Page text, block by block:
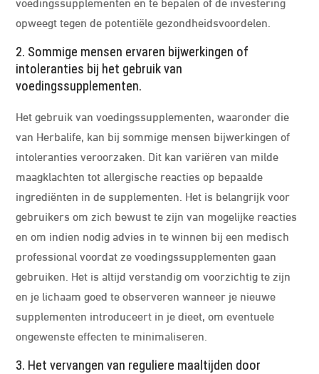
opweegt tegen de potentiële gezondheidsvoordelen.
2. Sommige mensen ervaren bijwerkingen of
intoleranties bij het gebruik van
voedingssupplementen.
Het gebruik van voedingssupplementen, waaronder die
van Herbalife, kan bij sommige mensen bijwerkingen of
intoleranties veroorzaken. Dit kan variëren van milde
maagklachten tot allergische reacties op bepaalde
ingrediënten in de supplementen. Het is belangrijk voor
gebruikers om zich bewust te zijn van mogelijke reacties
en om indien nodig advies in te winnen bij een medisch
professional voordat ze voedingssupplementen gaan
gebruiken. Het is altijd verstandig om voorzichtig te zijn
en je lichaam goed te observeren wanneer je nieuwe
supplementen introduceert in je dieet, om eventuele
ongewenste effecten te minimaliseren.
3. Het vervangen van reguliere maaltijden door